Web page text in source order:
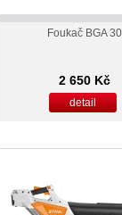
Foukač BGA 30
2 650 Kč
detail